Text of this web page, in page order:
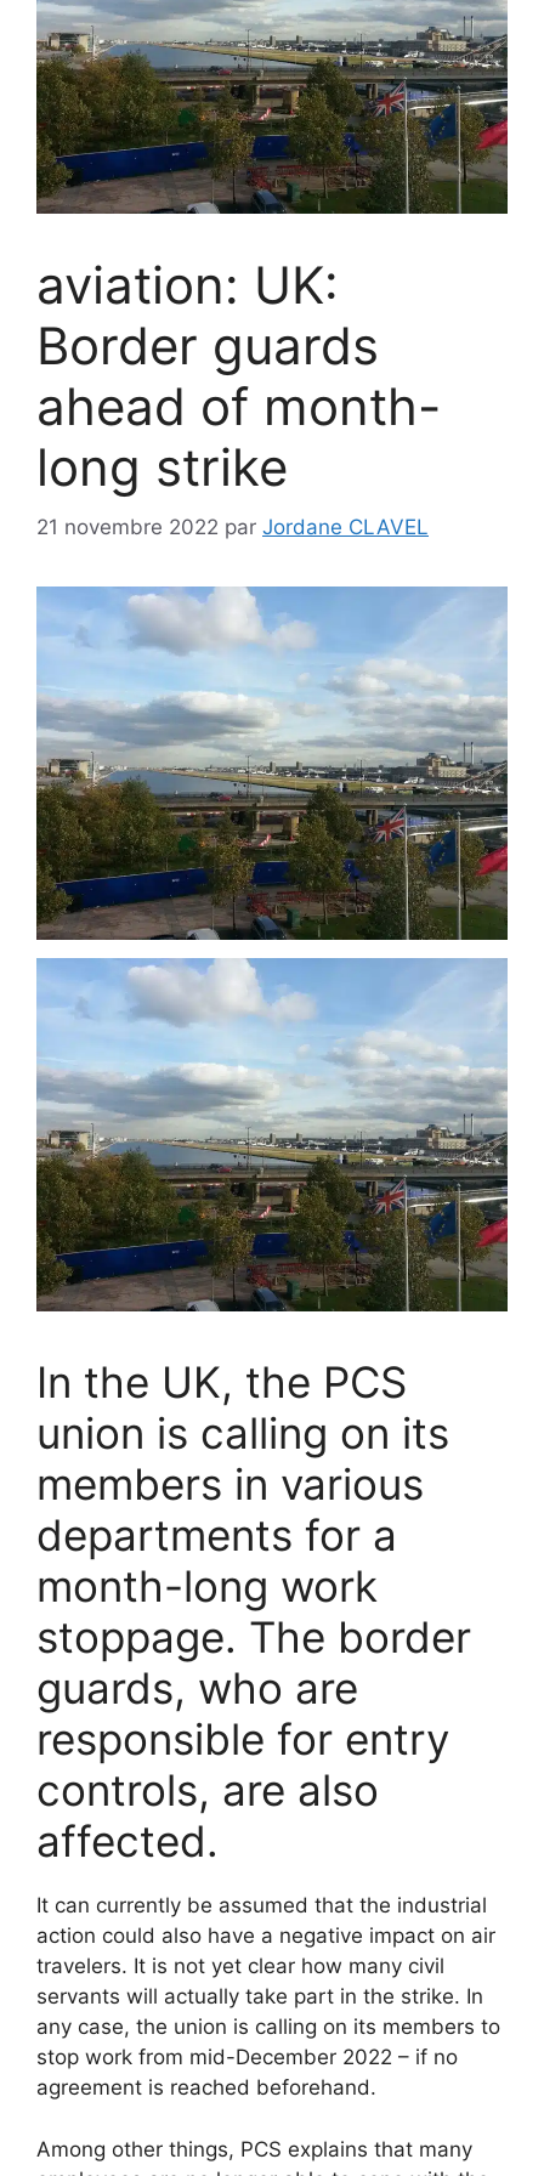
aviation: UK:
Border guards
ahead of month-
long strike
21 novembre 2022 par Jordane CLAVEL
In the UK, the PCS
union is calling on its
members in various
departments for a
month-long work
stoppage. The border
guards, who are
responsible for entry
controls, are also
affected.
It can currently be assumed that the industrial
action could also have a negative impact on air
travelers. It is not yet clear how many civil
servants will actually take part in the strike. In
any case, the union is calling on its members to
stop work from mid-December 2022 – if no
agreement is reached beforehand.
Among other things, PCS explains that many